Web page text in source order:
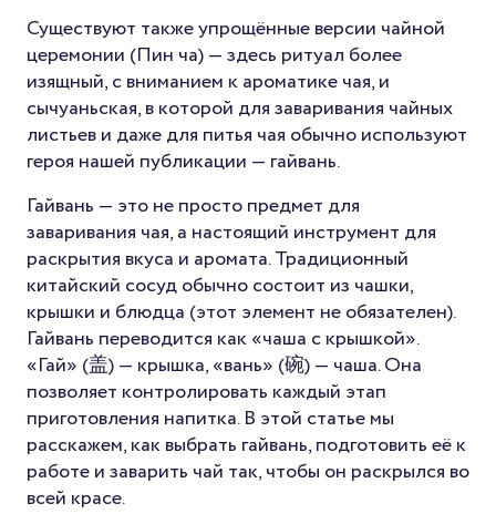
Существуют также упрощённые версии чайной
церемонии (Пин ча) — здесь ритуал более
изящный, с вниманием к ароматике чая, и
сычуаньская, в которой для заваривания чайных
листьев и даже для питья чая обычно используют
героя нашей публикации — гайвань.
Гайвань — это не просто предмет для
заваривания чая, а настоящий инструмент для
раскрытия вкуса и аромата. Традиционный
китайский сосуд обычно состоит из чашки,
крышки и блюдца (этот элемент не обязателен).
Гайвань переводится как «чаша с крышкой».
«Гай» (盖) — крышка, «вань» (碗) — чаша. Она
позволяет контролировать каждый этап
приготовления напитка. В этой статье мы
расскажем, как выбрать гайвань, подготовить её к
работе и заварить чай так, чтобы он раскрылся во
всей красе.